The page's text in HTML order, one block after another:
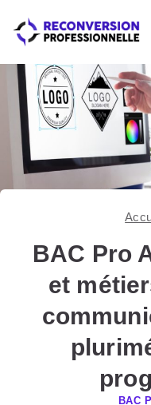
BAC Pro
et
BAC